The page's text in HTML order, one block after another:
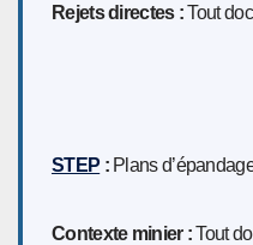
Rejets directes :Tout
STEP :Plans
Contexte minier :Tout